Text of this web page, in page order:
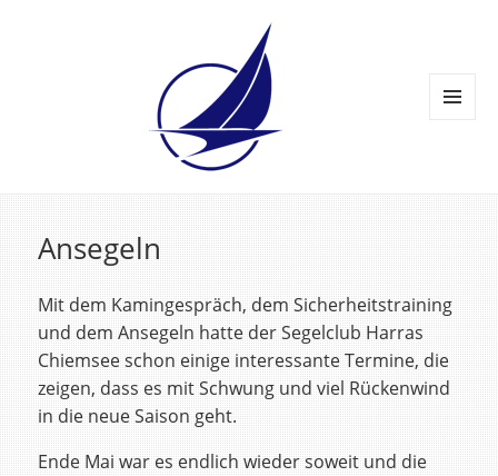
Ansegeln
Mit dem Kamingespräch, dem Sicherheitstraining
und dem Ansegeln hatte der Segelclub Harras
Chiemsee schon einige interessante Termine, die
zeigen, dass es mit Schwung und viel Rückenwind
in die neue Saison geht.
Ende Mai war es endlich wieder soweit und die